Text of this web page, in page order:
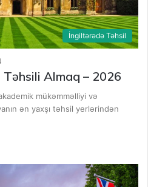
İngiltərədə Təhsil
Almaq – 2026
mükəmməlliyi və
ən yaxşı təhsil yerlərindən